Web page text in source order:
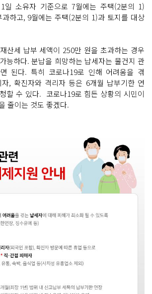
일 소유자 기준으로 7월에는 주택(2분의 1)
하고, 9월에는 주택(2분의 1)과 토지를 대상
산세 납부 세액이 250만 원을 초과하는 경우
능하다. 분납을 희망하는 납세자는 물건지 관
된다. 특히 코로나19로 인해 어려움을 겪
, 확진자와 격리자 등은 6개월 납부기한 연
할 수 있다. 코로나19로 힘든 상황의 시민이
줄이는 것도 좋겠다.